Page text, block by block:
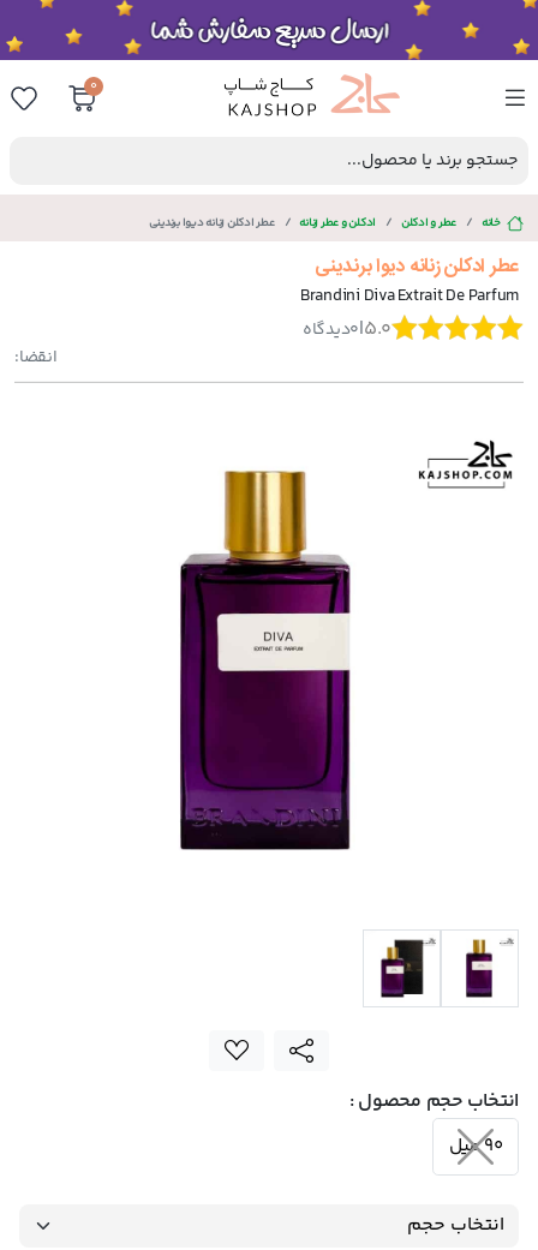
0
جستجو برند یا محصول...
خانه عطر و ادکلن ادکلن و عطر زنانه عطر ادکلن زنانه دیوا برندینی
عطر ادکلن زنانه دیوا برندینی
Brandini Diva Extrait De Parfum
5.0
|
0دیدگاه
انقضا:
انتخاب حجم محصول :
90 میل